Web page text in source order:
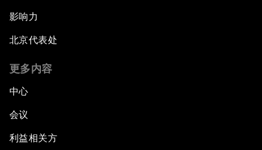
影响力
北京代表处
更多内容
中心
会议
利益相关方